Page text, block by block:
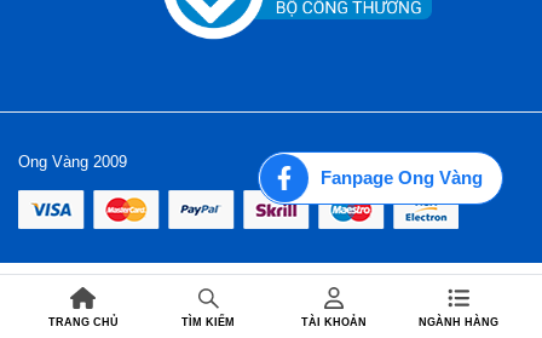
Ong Vàng 2009
Fanpage Ong Vàng
TRANG CHỦ TÌM KIẾM TÀI KHOẢN NGÀNH HÀNG